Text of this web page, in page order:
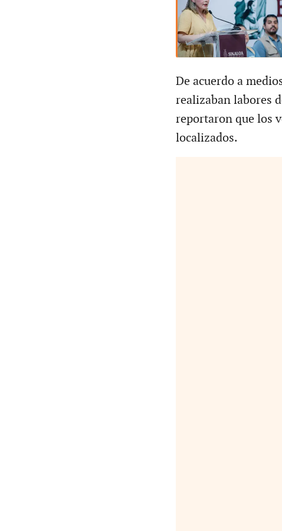
De acuerdo a
realizaban labores
reportaron que los
localizados.